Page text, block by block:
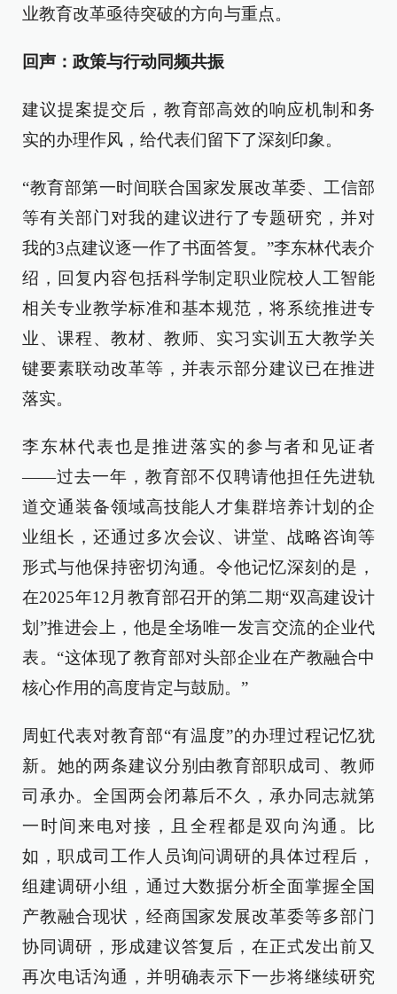
业教育改革亟待突破的方向与重点。
回声：政策与行动同频共振
建议提案提交后，教育部高效的响应机制和务
实的办理作风，给代表们留下了深刻印象。
“教育部第一时间联合国家发展改革委、工信部
等有关部门对我的建议进行了专题研究，并对
我的3点建议逐一作了书面答复。”李东林代表介
绍，回复内容包括科学制定职业院校人工智能
相关专业教学标准和基本规范，将系统推进专
业、课程、教材、教师、实习实训五大教学关
键要素联动改革等，并表示部分建议已在推进
落实。
李东林代表也是推进落实的参与者和见证者
——过去一年，教育部不仅聘请他担任先进轨
道交通装备领域高技能人才集群培养计划的企
业组长，还通过多次会议、讲堂、战略咨询等
形式与他保持密切沟通。令他记忆深刻的是，
在2025年12月教育部召开的第二期“双高建设计
划”推进会上，他是全场唯一发言交流的企业代
表。“这体现了教育部对头部企业在产教融合中
核心作用的高度肯定与鼓励。”
周虹代表对教育部“有温度”的办理过程记忆犹
新。她的两条建议分别由教育部职成司、教师
司承办。全国两会闭幕后不久，承办同志就第
一时间来电对接，且全程都是双向沟通。比
如，职成司工作人员询问调研的具体过程后，
组建调研小组，通过大数据分析全面掌握全国
产教融合现状，经商国家发展改革委等多部门
协同调研，形成建议答复后，在正式发出前又
再次电话沟通，并明确表示下一步将继续研究